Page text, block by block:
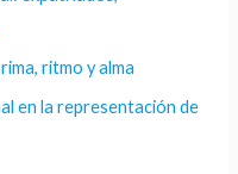
ritmo y alma
en la representación de